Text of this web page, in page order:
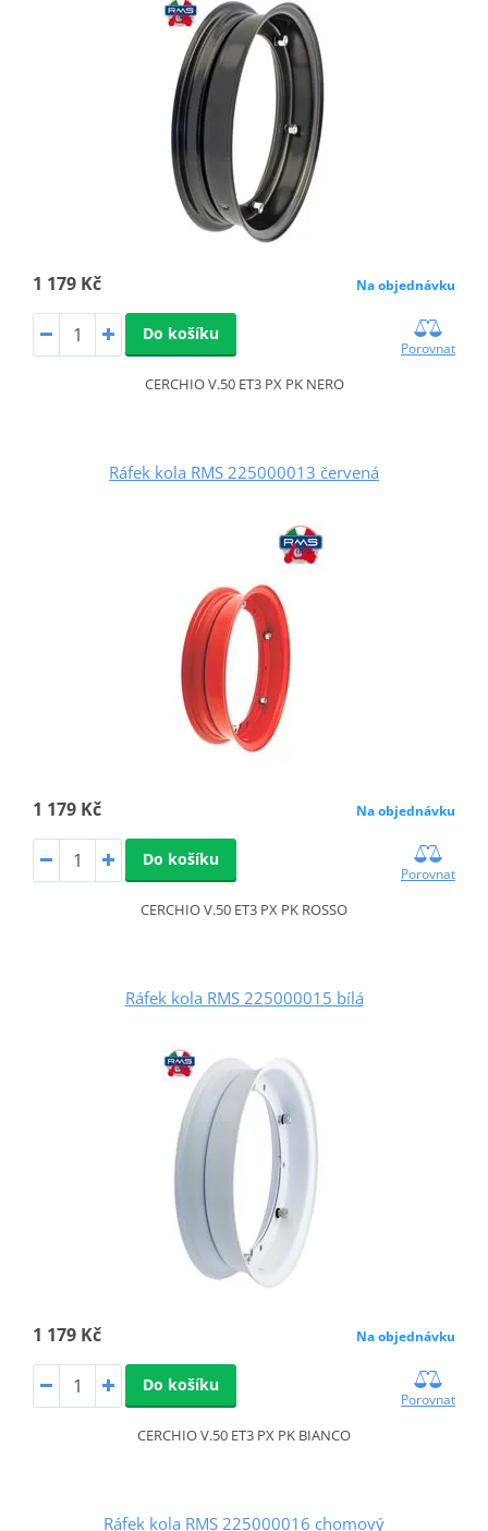
1 179 Kč Na objednávku
Do košíku
Porovnat
CERCHIO V.50 ET3 PX PK NERO
Ráfek kola RMS 225000013 červená
1 179 Kč Na objednávku
Do košíku
Porovnat
CERCHIO V.50 ET3 PX PK ROSSO
Ráfek kola RMS 225000015 bílá
1 179 Kč Na objednávku
Do košíku
Porovnat
CERCHIO V.50 ET3 PX PK BIANCO
Ráfek kola RMS 225000016 chomový